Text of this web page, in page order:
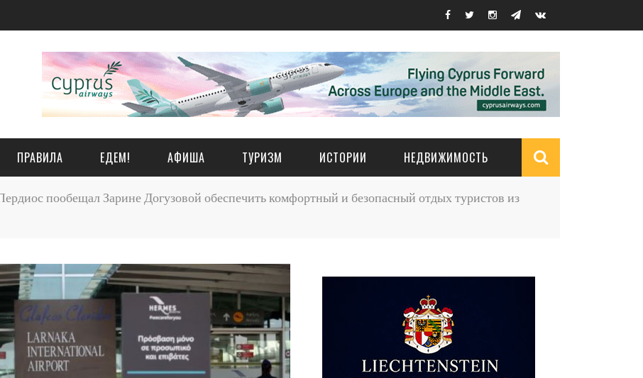
ПРАВИЛА ЕДЕМ! АФИША ТУРИЗМ ИСТОРИИ НЕДВИЖИМОСТЬ
пообещал Зарине Догузовой обеспечить комфортный и безопасный отдых туристов из